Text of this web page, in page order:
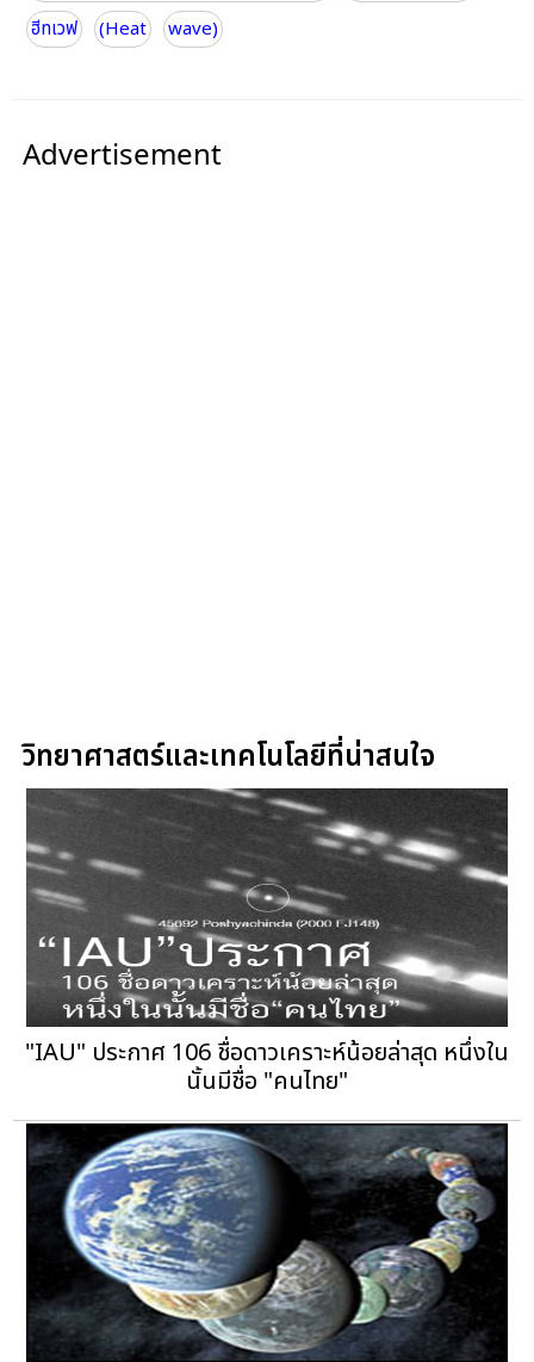
ฮีทเวฟ
(Heat wave)
Advertisement
วิทยาศาสตร์และเทคโนโลยีที่น่าสนใจ
"IAU" ประกาศ 106 ชื่อดาวเคราะห์น้อยล่าสุด หนึ่งใน
นั้นมีชื่อ "คนไทย"